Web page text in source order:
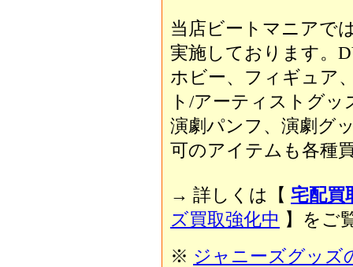
当店ビートマニアで
実施しております。
ホビー、フィギュア
ト/アーティストグッ
演劇パンフ、演劇グ
可のアイテムも各種
→ 詳しくは【 宅配買
ズ買取強化中 】をご
※ ジャニーズグッズ